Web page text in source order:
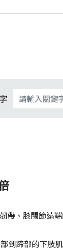
帶、膝關節遠
到蹄部的下肢